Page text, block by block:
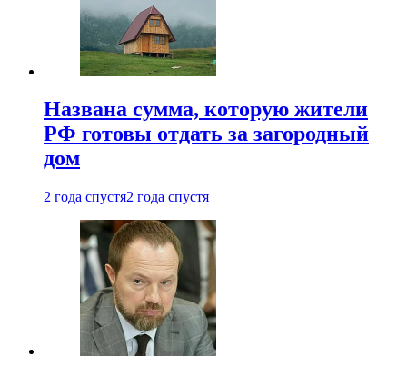
Названа сумма, которую жители
РФ готовы отдать за загородный
дом
2 года спустя2 года спустя